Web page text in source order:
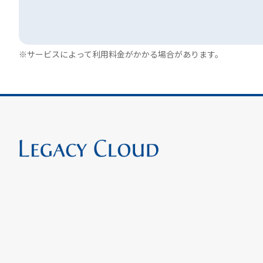
※サービスによって利用料金がかかる場合があります。